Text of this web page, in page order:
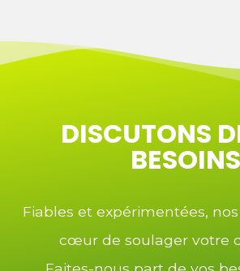
DISCUTONS
BESOINS
Fiables et expérimentées,
cœur de soulager votre